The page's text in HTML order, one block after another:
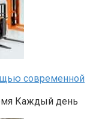
современной
Каждый день